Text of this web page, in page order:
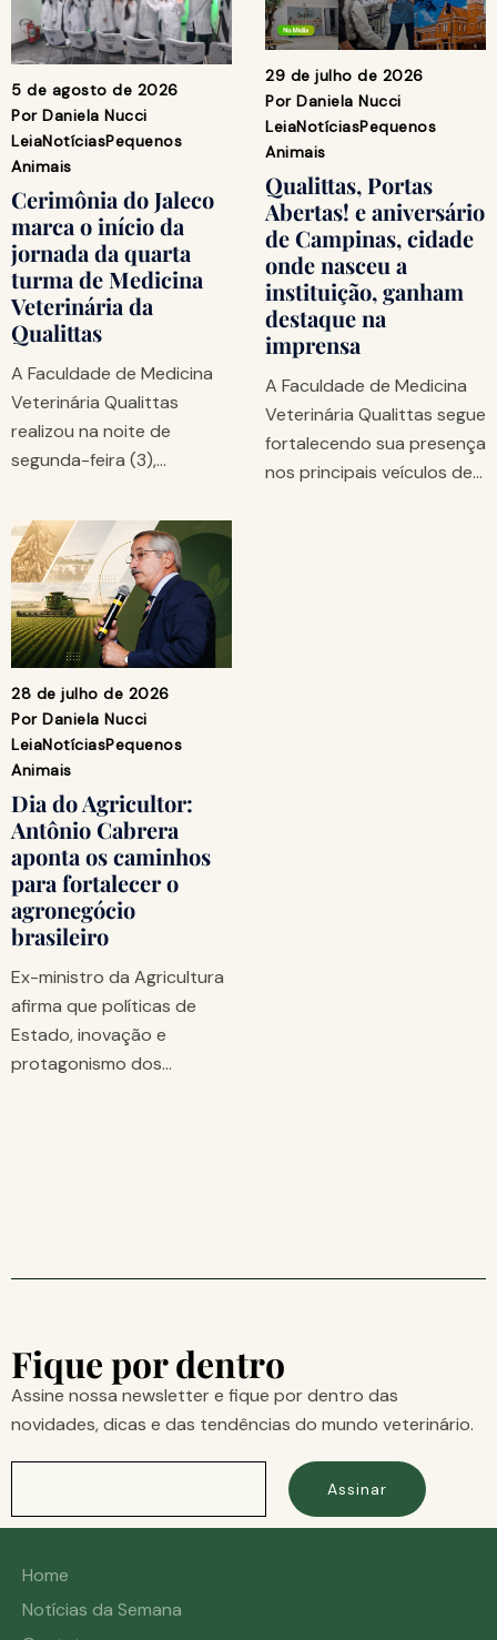
5 de agosto de 2026
Por Daniela Nucci
LeiaNotíciasPequenos
Animais
Cerimônia do Jaleco
marca o início da
jornada da quarta
turma de Medicina
Veterinária da
Qualittas
A Faculdade de Medicina
Veterinária Qualittas
realizou na noite de
segunda-feira (3),…
29 de julho de 2026
Por Daniela Nucci
LeiaNotíciasPequenos
Animais
Qualittas, Portas
Abertas! e aniversário
de Campinas, cidade
onde nasceu a
instituição, ganham
destaque na
imprensa
A Faculdade de Medicina
Veterinária Qualittas segue
fortalecendo sua presença
nos principais veículos de…
28 de julho de 2026
Por Daniela Nucci
LeiaNotíciasPequenos
Animais
Dia do Agricultor:
Antônio Cabrera
aponta os caminhos
para fortalecer o
agronegócio
brasileiro
Ex-ministro da Agricultura
afirma que políticas de
Estado, inovação e
protagonismo dos…
Fique por dentro
Assine nossa newsletter e fique por dentro das
novidades, dicas e das tendências do mundo veterinário.
Assinar
Home
Notícias da Semana